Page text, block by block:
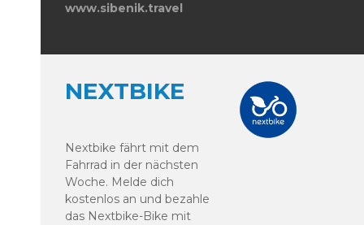
www.sibenik.travel
NEXTBIKE
Nextbike fährt mit dem
Fahrrad in der nächsten
Woche. Melde dich
kostenlos an und bezahle
das Nextbike-Bike mit